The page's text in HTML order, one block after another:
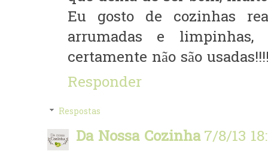
Eu gosto de cozinhas
arrumadas e
certamente não são
Responder
Respostas
Da Nossa Cozinha7/8/13